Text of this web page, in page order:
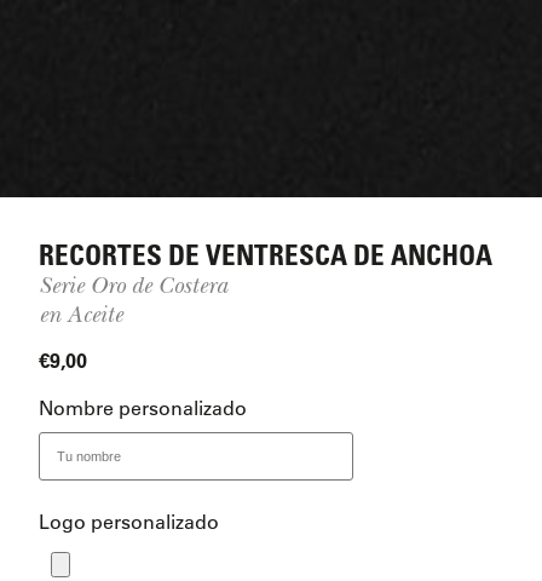
RECORTES DE VENTRESCA DE ANCHOA
Serie Oro de Costera
en Aceite
€9,00
Nombre personalizado
Logo personalizado